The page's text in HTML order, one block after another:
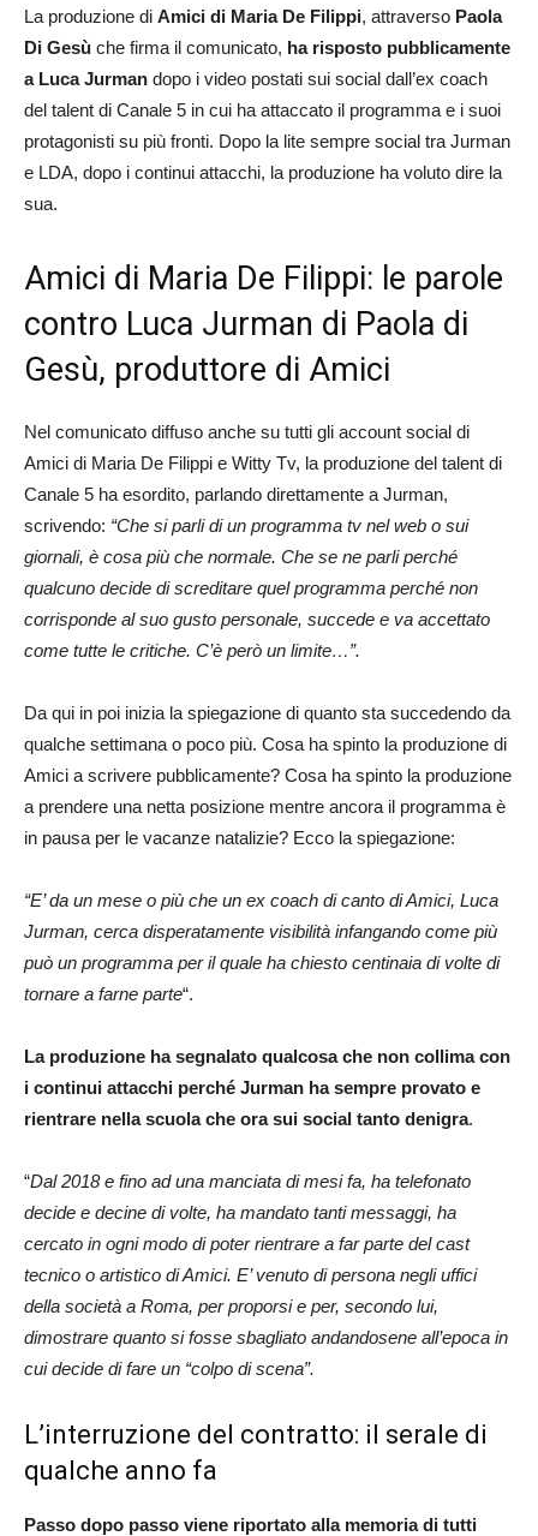
La produzione di Amici di Maria De Filippi, attraverso Paola
Di Gesù che firma il comunicato, ha risposto pubblicamente
a Luca Jurman dopo i video postati sui social dall’ex coach
del talent di Canale 5 in cui ha attaccato il programma e i suoi
protagonisti su più fronti. Dopo la lite sempre social tra Jurman
e LDA, dopo i continui attacchi, la produzione ha voluto dire la
sua.
Amici di Maria De Filippi: le parole
contro Luca Jurman di Paola di
Gesù, produttore di Amici
Nel comunicato diffuso anche su tutti gli account social di
Amici di Maria De Filippi e Witty Tv, la produzione del talent di
Canale 5 ha esordito, parlando direttamente a Jurman,
scrivendo: “Che si parli di un programma tv nel web o sui
giornali, è cosa più che normale. Che se ne parli perché
qualcuno decide di screditare quel programma perché non
corrisponde al suo gusto personale, succede e va accettato
come tutte le critiche. C’è però un limite…”.
Da qui in poi inizia la spiegazione di quanto sta succedendo da
qualche settimana o poco più. Cosa ha spinto la produzione di
Amici a scrivere pubblicamente? Cosa ha spinto la produzione
a prendere una netta posizione mentre ancora il programma è
in pausa per le vacanze natalizie? Ecco la spiegazione:
“E’ da un mese o più che un ex coach di canto di Amici, Luca
Jurman, cerca disperatamente visibilità infangando come più
può un programma per il quale ha chiesto centinaia di volte di
tornare a farne parte“.
La produzione ha segnalato qualcosa che non collima con
i continui attacchi perché Jurman ha sempre provato e
rientrare nella scuola che ora sui social tanto denigra.
“Dal 2018 e fino ad una manciata di mesi fa, ha telefonato
decide e decine di volte, ha mandato tanti messaggi, ha
cercato in ogni modo di poter rientrare a far parte del cast
tecnico o artistico di Amici. E’ venuto di persona negli uffici
della società a Roma, per proporsi e per, secondo lui,
dimostrare quanto si fosse sbagliato andandosene all’epoca in
cui decide di fare un “colpo di scena”.
L’interruzione del contratto: il serale di
qualche anno fa
Passo dopo passo viene riportato alla memoria di tutti